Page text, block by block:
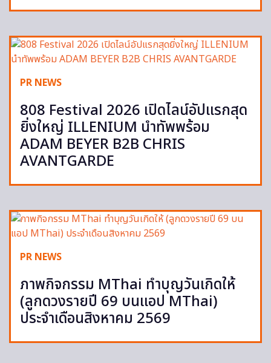
PR NEWS
808 Festival 2026 เปิดไลน์อัปแรกสุด
ยิ่งใหญ่ ILLENIUM นำทัพพร้อม
ADAM BEYER B2B CHRIS
AVANTGARDE
PR NEWS
ภาพกิจกรรม MThai ทำบุญวันเกิดให้
(ลูกดวงรายปี 69 บนแอป MThai)
ประจำเดือนสิงหาคม 2569